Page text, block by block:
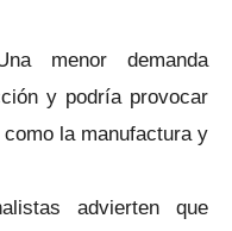
menor demanda
y podría provocar
la manufactura y
advierten que